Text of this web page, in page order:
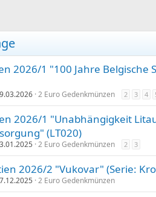
i
o
n
n 2026/1 "100 Jahre Belgische
2 Euro Gedenkmünzen 2 3 4
2026/1 "Unabhängigkeit
(LT020)
2 Euro Gedenkmünzen 2 3
2026/2 "Vukovar" (Serie:
2 Euro Gedenkmünzen